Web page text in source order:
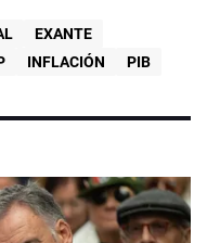
EXANTE
INFLACIÓN PIB